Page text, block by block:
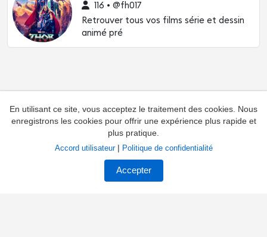
116 • @fh017
Retrouver tous vos films série et dessin
animé pré
Ajouter une chaîne
En utilisant ce site, vous acceptez le traitement des cookies. Nous
enregistrons les cookies pour offrir une expérience plus rapide et
plus pratique.
Accord utilisateur| Politique de confidentialité
Accepter